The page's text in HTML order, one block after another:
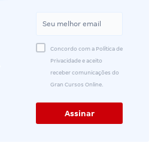
Concordo com a Política de
Privacidade e aceito
receber comunicações do
Gran Cursos Online.